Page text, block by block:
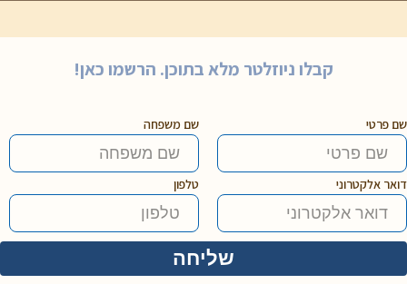
קבלו ניוזלטר מלא בתוכן. הרשמו כאן!
שם פרטי שם משפחה
דואר אלקטרוני טלפון